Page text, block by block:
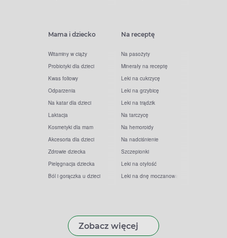
Mama i dziecko
Witaminy w ciąży
Probiotyki dla dzieci
Kwas foliowy
Odparzenia
Na katar dla dzieci
Laktacja
Kosmetyki dla mam
Akcesoria dla dzieci
Zdrowie dziecka
Pielęgnacja dziecka
Ból i gorączka u dzieci
Na receptę
Na pasożyty
Minerały na receptę
Leki na cukrzycę
Leki na grzybicę
Leki na trądzik
Na tarczycę
Na hemoroidy
Na nadciśnienie
Szczepionki
Leki na otyłość
Leki na dnę moczanową
Zobacz więcej